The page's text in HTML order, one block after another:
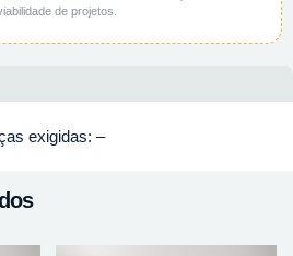
de projetos.
exigidas: –